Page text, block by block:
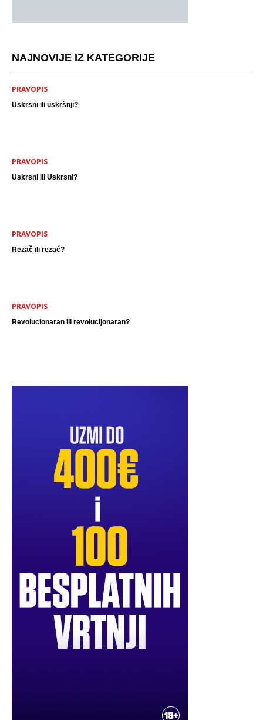
NAJNOVIJE IZ KATEGORIJE
PRAVOPIS
Uskrsni ili uskršnji?
PRAVOPIS
Uskrsni ili Uskrsni?
PRAVOPIS
Rezač ili rezać?
PRAVOPIS
Revolucionaran ili revolucijonaran?